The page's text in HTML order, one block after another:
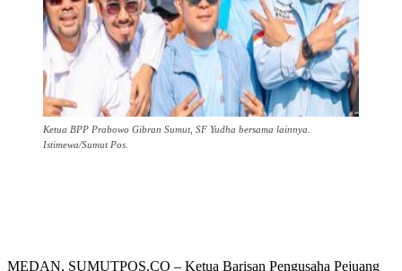
Ketua BPP Prabowo Gibran Sumut, SF Yudha bersama lainnya.
Istimewa/Sumut Pos.
MEDAN, SUMUTPOS.CO – Ketua Barisan Pengusaha Pejuang